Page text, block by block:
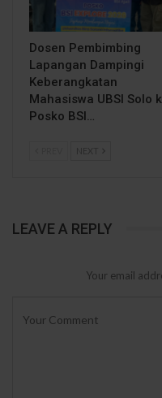
Dosen Pembimbing
Lapangan Dampingi
Keberangkatan
Mahasiswa UBSI Solo
Posko BSI…
NEXT
LEAVE A REPLY
Your email